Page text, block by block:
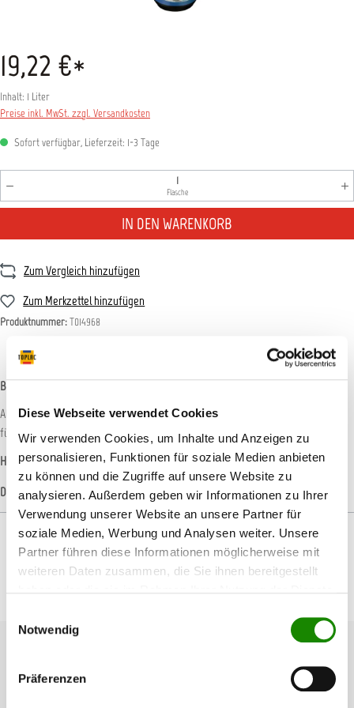
Diese Webseite verwendet Cookies
Wir verwenden Cookies, um Inhalte und Anzeigen zu
personalisieren, Funktionen für soziale Medien anbieten
zu können und die Zugriffe auf unsere Website zu
analysieren. Außerdem geben wir Informationen zu Ihrer
Verwendung unserer Website an unsere Partner für
soziale Medien, Werbung und Analysen weiter. Unsere
Partner führen diese Informationen möglicherweise mit
weiteren Daten zusammen, die Sie ihnen bereitgestellt
Notwendig
Präferenzen
19,22 €*
Inhalt: 1 Liter
Preise inkl. MwSt. zzgl. Versandkosten
Sofort verfügbar, Lieferzeit: 1-3 Tage
Produkt Anzahl: Gib den gewünschten Wert ein oder
Flasche
IN DEN WARENKORB
Zum Vergleich hinzufügen
Zum Merkzettel hinzufügen
Produktnummer:T014968
Beschreibung
AP600 Quick Shine ist eine schnelle Sprühglanzversiegelung, die mit speziell
für diesen Zweck entwickelten Nanosilikonen all…
Mehr
Hersteller-Informationen
Datenblätter